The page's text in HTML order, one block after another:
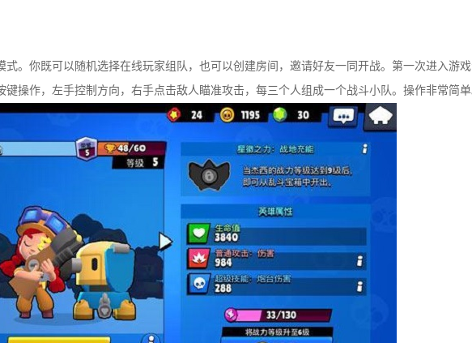
式。你既可以随机选择在线玩家组队，也可以创建房间，邀请好友一同开战。第一次进入游
操作，左手控制方向，右手点击敌人瞄准攻击，每三个人组成一个战斗小队。操作非常简单